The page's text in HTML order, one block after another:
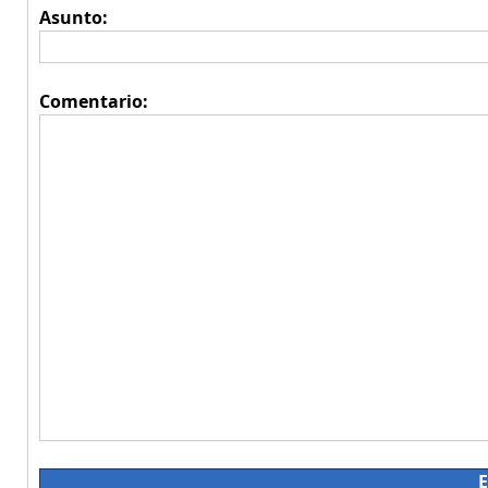
Asunto:
Comentario: